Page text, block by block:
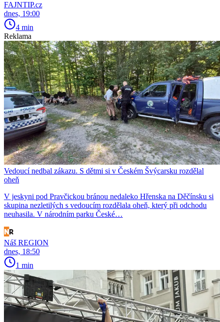
FAJNTIP.cz
dnes, 19:00
4 min
Reklama
Vedoucí nedbal zákazu. S dětmi si v Českém Švýcarsku rozdělal
oheň
V jeskyni pod Pravčickou bránou nedaleko Hřenska na Děčínsku si
skupina nezletilých s vedoucím rozdělala oheň, který při odchodu
neuhasila. V národním parku České…
Náš REGION
dnes, 18:50
1 min